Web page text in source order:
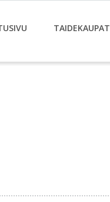
TAIDEKAUPAT